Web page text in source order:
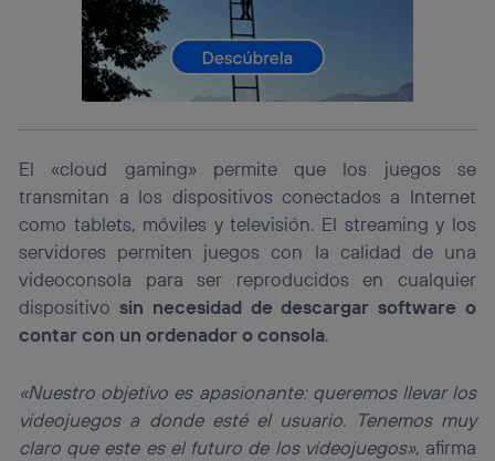
El «cloud gaming» permite que los juegos se
transmitan a los dispositivos conectados a Internet
como tablets, móviles y televisión. El streaming y los
servidores permiten juegos con la calidad de una
videoconsola para ser reproducidos en cualquier
dispositivo sin necesidad de descargar software o
contar con un ordenador o consola.
«Nuestro objetivo es apasionante: queremos llevar los
videojuegos a donde esté el usuario. Tenemos muy
claro que este es el futuro de los videojuegos», afirma
Si utilizas unaconexión de banda ancha
el marketing o análisis se realizará en función de las
actividades de navegación de los miembros del hogar
que hayan dado su consentimiento.
navegación del usuario del móvil.
Puedes gestionar los consentimientos Utiq seleccionando
“Administrar Utiq” en la parte inferior de esta página web o
visitando el portal de privacidad de Utiq
(“consenthub”). Para más información, consulta
la política de privacidad de Utiq.